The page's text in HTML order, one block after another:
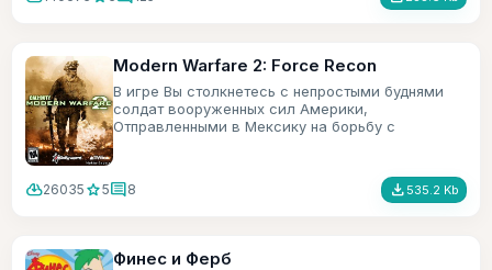
Modern Warfare 2: Force Recon
В игре Вы столкнетесь с непростыми буднями
солдат вооруженных сил Америки,
Отправленными в Мексику на борьбу с
cloud_download26035 star5comment8 file_download 535.2 Kb
Финес и Ферб